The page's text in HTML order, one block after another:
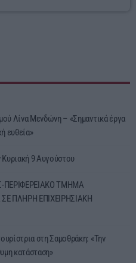
Λίνα Μενδώνη – «Σημαντικά έργα
ευθεία»
Κυριακή 9 Αυγούστου
ΠΕΡΙΦΕΡΕΙΑΚΟ ΤΜΗΜΑ
ΠΛΗΡΗ ΕΠΙΧΕΙΡΗΣΙΑΚΗ
στη Σαμοθράκη: «Την
κατάσταση»